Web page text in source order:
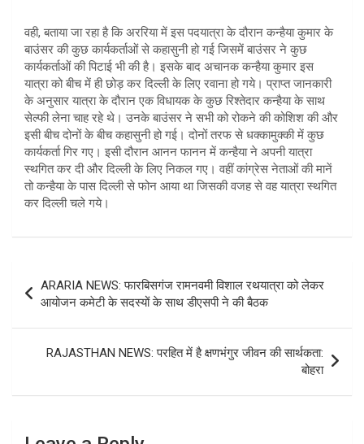
वही, बताया जा रहा है कि अररिया में इस पदयात्रा के दौरान कन्हैया कुमार के
बाउंसर की कुछ कार्यकर्ताओं से कहासुनी हो गई जिसमें बाउंसर ने कुछ
कार्यकर्ताओं की पिटाई भी की है। इसके बाद अचानक कन्हैया कुमार इस
यात्रा को बीच में ही छोड़ कर दिल्ली के लिए रवाना हो गये। प्राप्त जानकारी
के अनुसार यात्रा के दौरान एक विधायक के कुछ रिश्तेदार कन्हैया के साथ
सेल्फी लेना चाह रहे थे। उनके बाउंसर ने सभी को रोकने की कोशिश की और
इसी बीच दोनों के बीच कहासुनी हो गई। दोनों तरफ से धक्कामुक्की में कुछ
कार्यकर्ता गिर गए। इसी दौरान आनन फानन में कन्हैया ने अपनी यात्रा
स्थगित कर दी और दिल्ली के लिए निकल गए। वहीं कांग्रेस नेताओं की मानें
तो कन्हैया के पास दिल्ली से फोन आया था जिसकी वजह से वह यात्रा स्थगित
कर दिल्ली चले गये।
navigation
ARARIA NEWS: फारबिसगंज रामनवमी विशाल रथयात्रा को लेकर
आयोजन कमेटी के सदस्यों के साथ डीएसपी ने की बैठक
RAJASTHAN NEWS: परहित में है क्षणभंगुर जीवन की सार्थकता:
बोहरा